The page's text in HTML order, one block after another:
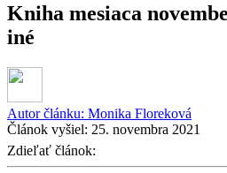
Kniha mesiaca
iné
Autor článku: Monika Floreková
Článok vyšiel: 25. novembra 2021
Zdieľať článok: